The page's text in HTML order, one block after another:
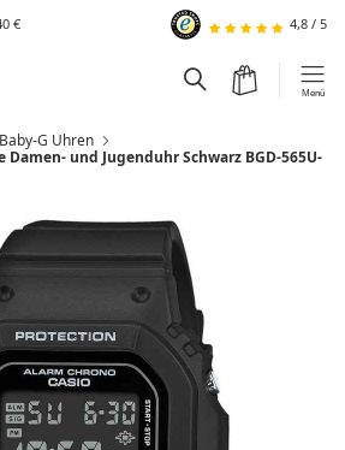
€ 4,8 / 5
Menü
Warenkorb
Suchfeld
Baby-G Uhren
Damen- und Jugenduhr Schwarz BGD-565U-